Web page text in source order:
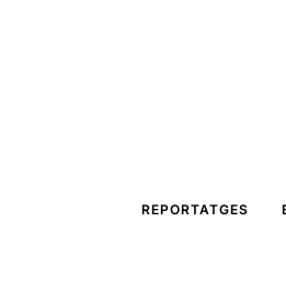
REPORTATGES